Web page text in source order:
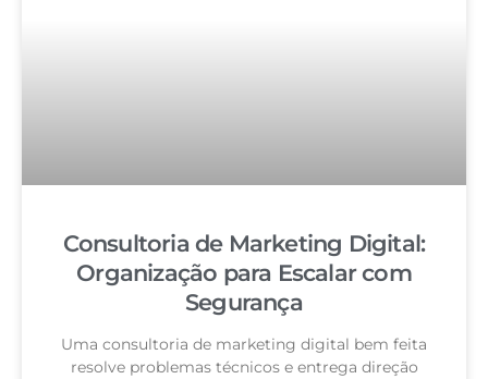
Consultoria de Marketing Digital:
Organização para Escalar com
Segurança
Uma consultoria de marketing digital bem feita
resolve problemas técnicos e entrega direção